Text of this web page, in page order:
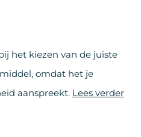
het kiezen van de juiste
omdat het je
aanspreekt. Lees verder